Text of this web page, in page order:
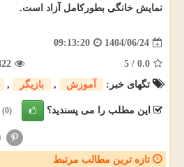
نمایش خانگی بطورکامل آزاد است.
1404/06/24
09:13:20
0.0
/
5
تگهای خبر:
آموزش , بازیگر ,
این مطلب را می پسندید؟ (0)
تازه ترین مطالب مرتبط